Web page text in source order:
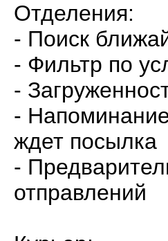
Отделения:
- Поиск
- Фильтр по
-
-
ждет посылка
-
отправлений